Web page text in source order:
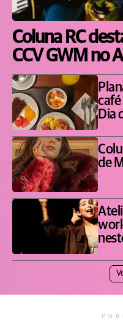
Coluna RC
CCV GWM no
café
Dia
de